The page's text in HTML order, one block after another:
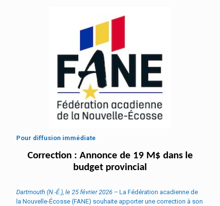
Pour diffusion immédiate
Correction : Annonce de 19 M$ dans le
budget provincial
Dartmouth (N.-É.), le 25 février 2026 – La Fédération acadienne de
la Nouvelle-Écosse (FANE) souhaite apporter une correction à son